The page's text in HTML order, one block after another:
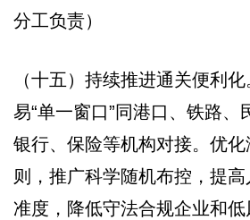
分工负责）
（十五）持续推进通关便利
易“单一窗口”同港口、铁路、
银行、保险等机构对接。优
则，推广科学随机布控，提
准度，降低守法合规企业和